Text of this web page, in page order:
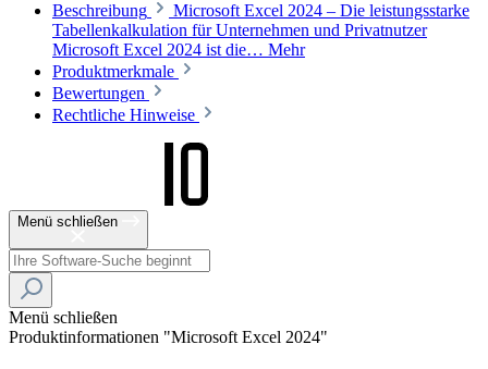
Beschreibung
Microsoft Excel 2024 – Die leistungsstarke
Tabellenkalkulation für Unternehmen und Privatnutzer
Microsoft Excel 2024 ist die… Mehr
Produktmerkmale
Bewertungen
Rechtliche Hinweise
Menü schließen
Menü schließen
Produktinformationen "Microsoft Excel 2024"